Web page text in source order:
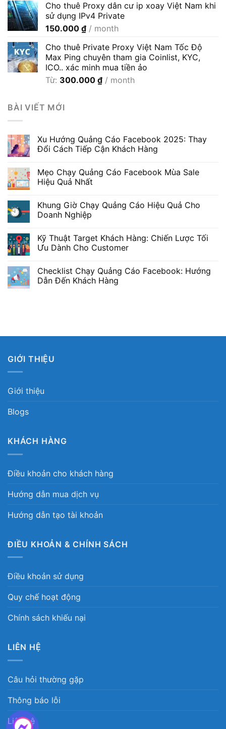
từ
Cho thuê Proxy dân cư ip xoay Việt Nam khi
sử dụng IPv4 Private
150.000 ₫ / month
Cho thuê Private Proxy Việt Nam Tốc Độ
Max Ping chuyên tham gia Coinlist, KYC,
ICO.. xác minh mua tiền ảo
Từ: 300.000 ₫ / month
BÀI VIẾT MỚI
Xu Hướng Quảng Cáo Facebook 2025: Thay
Đổi Cách Tiếp Cận Khách Hàng
Mẹo Chạy Quảng Cáo Facebook Mùa Sale
Hiệu Quả Nhất
Khung Giờ Chạy Quảng Cáo Hiệu Quả Cho
Doanh Nghiệp
Kỹ Thuật Target Khách Hàng: Chiến Lược Tối
Ưu Dành Cho Customer
Checklist Chạy Quảng Cáo Facebook: Hướng
Dẫn Đến Khách Hàng
GIỚI THIỆU
Giới thiệu
Blogs
KHÁCH HÀNG
Điều khoản cho khách hàng
Hướng dẫn mua dịch vụ
Hướng dẫn tạo tài khoản
ĐIỀU KHOẢN & CHÍNH SÁCH
Điều khoản sử dụng
Quy chế hoạt động
Chính sách khiếu nại
LIÊN HỆ
Câu hỏi thường gặp
Thông báo lỗi
Liên hệ